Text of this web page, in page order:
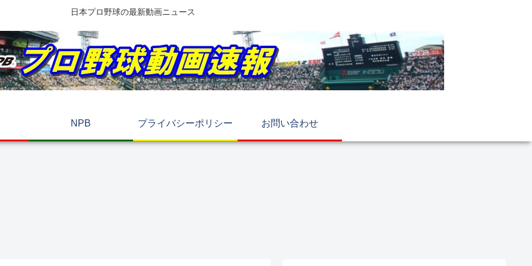
日本プロ野球の最新動画ニュース
NPB プライバシーポリシー お問い合わせ